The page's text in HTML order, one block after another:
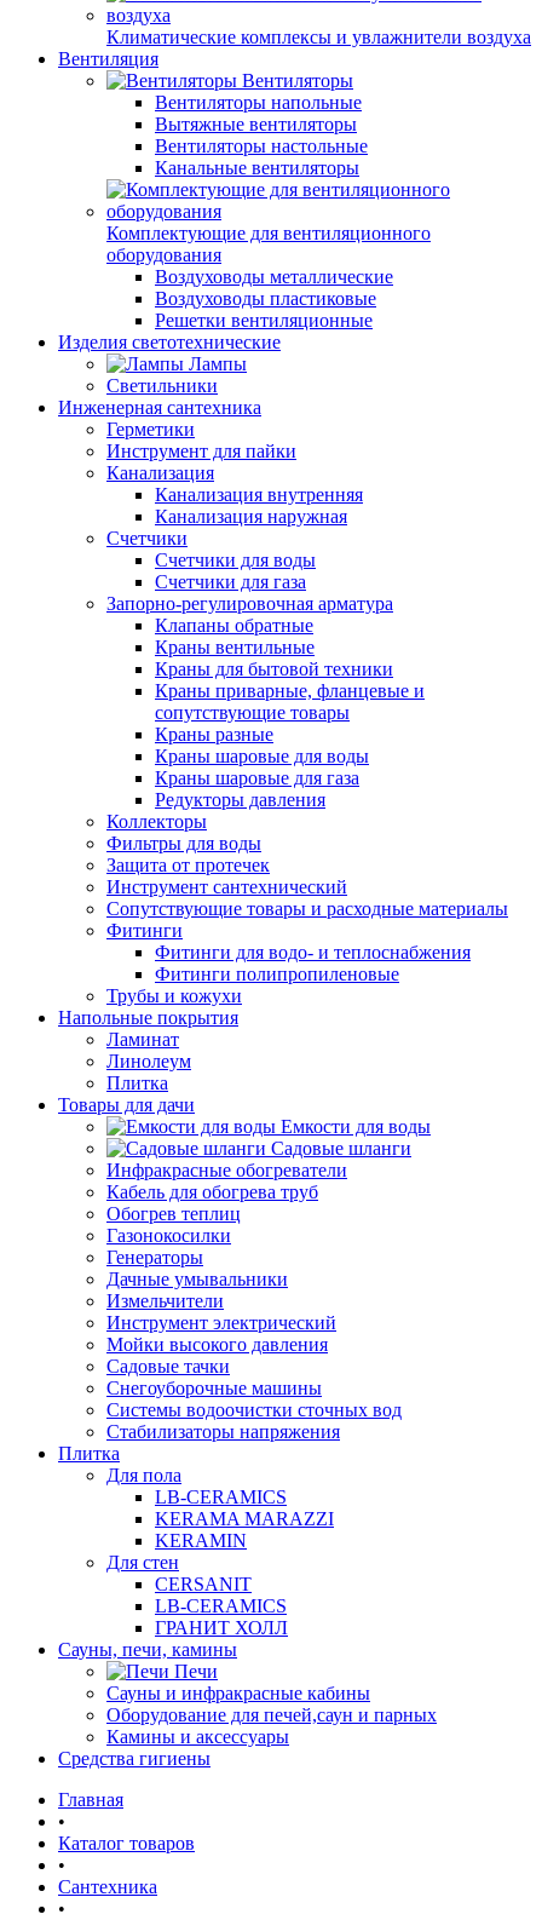
Климатические комплексы и увлажнители воздуха
Вентиляция
Вентиляторы
Вентиляторы напольные
Вытяжные вентиляторы
Вентиляторы настольные
Канальные вентиляторы
Комплектующие для вентиляционного
оборудования
Воздуховоды металлические
Воздуховоды пластиковые
Решетки вентиляционные
Изделия светотехнические
Лампы
Светильники
Инженерная сантехника
Герметики
Инструмент для пайки
Канализация
Канализация внутренняя
Канализация наружная
Счетчики
Счетчики для воды
Счетчики для газа
Запорно-регулировочная арматура
Клапаны обратные
Краны вентильные
Краны для бытовой техники
Краны приварные, фланцевые и
сопутствующие товары
Краны разные
Краны шаровые для воды
Краны шаровые для газа
Редукторы давления
Коллекторы
Фильтры для воды
Защита от протечек
Инструмент сантехнический
Сопутствующие товары и расходные материалы
Фитинги
Фитинги для водо- и теплоснабжения
Фитинги полипропиленовые
Трубы и кожухи
Напольные покрытия
Ламинат
Линолеум
Плитка
Товары для дачи
Емкости для воды
Садовые шланги
Инфракрасные обогреватели
Кабель для обогрева труб
Обогрев теплиц
Газонокосилки
Генераторы
Дачные умывальники
Измельчители
Инструмент электрический
Мойки высокого давления
Садовые тачки
Снегоуборочные машины
Системы водоочистки сточных вод
Стабилизаторы напряжения
Плитка
Для пола
LB-CERAMICS
KERAMA MARAZZI
KERAMIN
Для стен
CERSANIT
LB-CERAMICS
ГРАНИТ ХОЛЛ
Сауны, печи, камины
Печи
Сауны и инфракрасные кабины
Оборудование для печей,саун и парных
Камины и аксессуары
Средства гигиены
Главная
•
Каталог товаров
•
Сантехника
•